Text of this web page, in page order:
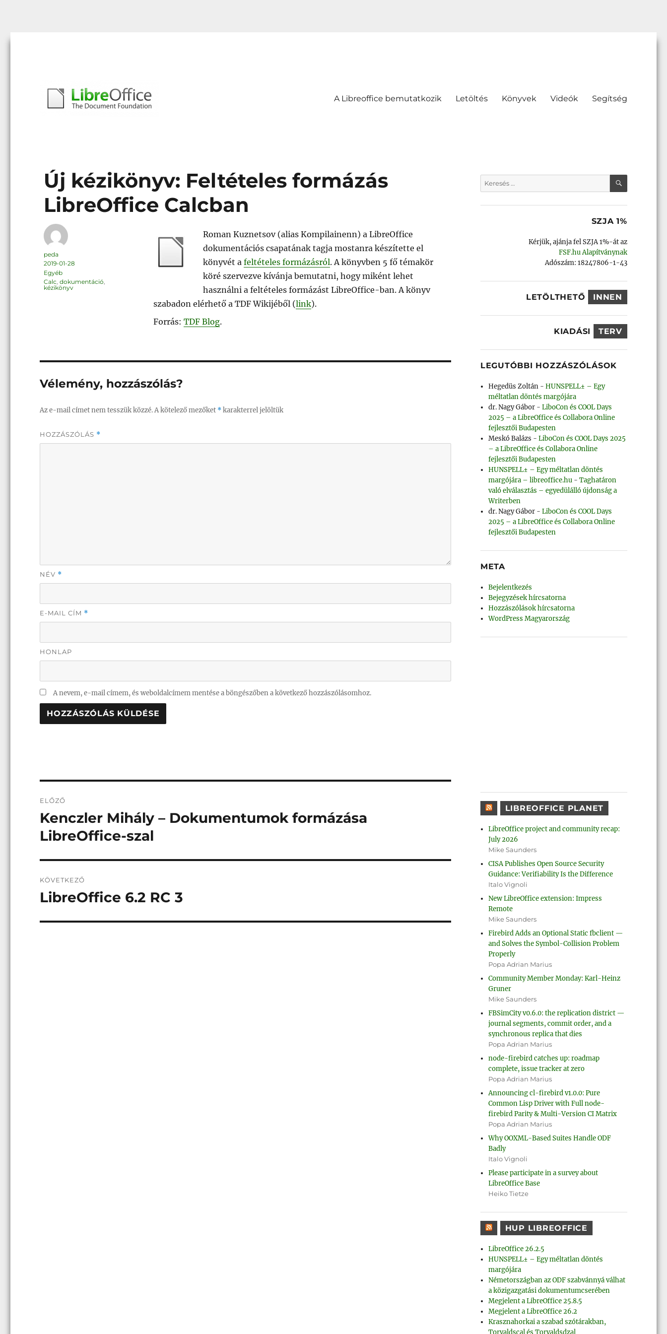
A Libreoffice bemutatkozik Letöltés Könyvek Videók Segítség
Új kézikönyv: Feltételes formázás
LibreOffice Calcban
Roman Kuznetsov (alias Kompilainenn) a LibreOffice
dokumentációs csapatának tagja mostanra készítette el
könyvét a feltételes formázásról. A könyvben 5 fő témakör
köré szervezve kívánja bemutatni, hogy miként lehet
használni a feltételes formázást LibreOffice-ban. A könyv
szabadon elérhető a TDF Wikijéből (link).
Forrás: TDF Blog.
Szerző
peda
Közzétéve
2019-01-28
Kategória
Egyéb
Címke
Calc,dokumentáció,
kézikönyv
Vélemény, hozzászólás?
Az e-mail címet nem tesszük közzé.A kötelező mezőket *karakterrel jelöltük
HOZZÁSZÓLÁS *
NÉV *
E-MAIL CÍM *
HONLAP
A nevem, e-mail címem, és weboldalcímem mentése a böngészőben a következő hozzászólásomhoz.
navigáció
ELŐZŐ
Korábbi
bejegyzés:
Kenczler Mihály – Dokumentumok formázása
LibreOffice-szal
KÖVETKEZŐ
Következő
LibreOffice 6.2 RC 3
Keresés
a
KERESÉS
SZJA 1%
Kérjük, ajánja fel SZJA 1%-át az
FSF.hu Alapítványnak
Adószám: 18247806-1-43
LETÖLTHETŐ INNEN
KIADÁSI TERV
LEGUTÓBBI HOZZÁSZÓLÁSOK
Hegedüs Zoltán -HUNSPELL± – Egy
méltatlan döntés margójára
dr. Nagy Gábor -LiboCon és COOL Days
2025 – a LibreOffice és Collabora Online
fejlesztői Budapesten
Meskó Balázs -LiboCon és COOL Days 2025
– a LibreOffice és Collabora Online
fejlesztői Budapesten
HUNSPELL± – Egy méltatlan döntés
margójára – libreoffice.hu -Taghatáron
való elválasztás – egyedülálló újdonság a
Writerben
dr. Nagy Gábor -LiboCon és COOL Days
2025 – a LibreOffice és Collabora Online
fejlesztői Budapesten
META
Bejelentkezés
Bejegyzések hírcsatorna
Hozzászólások hírcsatorna
WordPress Magyarország
LIBREOFFICE PLANET
LibreOffice project and community recap:
July 2026
Mike Saunders
CISA Publishes Open Source Security
Guidance: Verifiability Is the Difference
Italo Vignoli
New LibreOffice extension: Impress
Remote
Mike Saunders
Firebird Adds an Optional Static fbclient —
and Solves the Symbol-Collision Problem
Properly
Popa Adrian Marius
Community Member Monday: Karl-Heinz
Gruner
Mike Saunders
FBSimCity v0.6.0: the replication district —
journal segments, commit order, and a
synchronous replica that dies
Popa Adrian Marius
node-firebird catches up: roadmap
complete, issue tracker at zero
Popa Adrian Marius
Announcing cl-firebird v1.0.0: Pure
Common Lisp Driver with Full node-
firebird Parity & Multi-Version CI Matrix
Popa Adrian Marius
Why OOXML-Based Suites Handle ODF
Badly
Italo Vignoli
Please participate in a survey about
LibreOffice Base
Heiko Tietze
HUP LIBREOFFICE
LibreOffice 26.2.5
HUNSPELL± – Egy méltatlan döntés
margójára
Németországban az ODF szabvánnyá válhat
a közigazgatási dokumentumcserében
Megjelent a LibreOffice 25.8.5
Megjelent a LibreOffice 26.2
Krasznahorkai a szabad szótárakban,
Torvaldscal és Torvaldsdzal